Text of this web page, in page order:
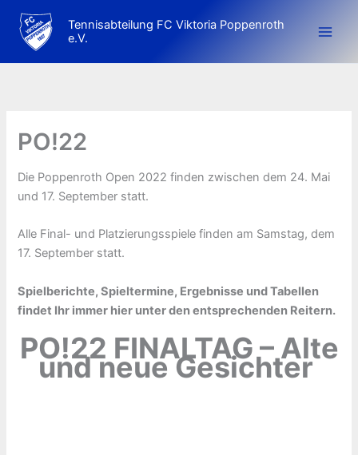
Inhalt
springen
Tennisabteilung FC Viktoria Poppenroth
e.V.
PO!22
Die Poppenroth Open 2022 finden zwischen dem 24. Mai
und 17. September statt.
Alle Final- und Platzierungsspiele finden am Samstag, dem
17. September statt.
Spielberichte, Spieltermine, Ergebnisse und Tabellen
findet Ihr immer hier unter den entsprechenden Reitern.
PO!22 FINALTAG – Alte
und neue Gesichter